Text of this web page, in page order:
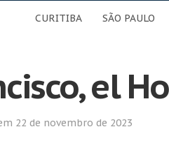
CURITIBA SÃO PAULO
el
22 de novembro de 2023